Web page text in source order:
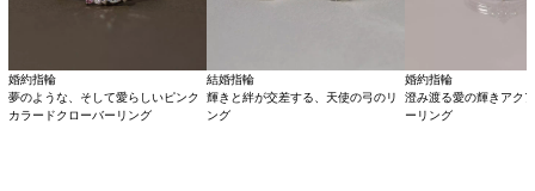
婚約指輪
夢のような、そして愛らしいピンク
カラードクローバーリング
結婚指輪
輝きと絆が交差する、天使の弓のリ
ング
婚約指輪
澄み渡る愛の輝きアク
ーリング